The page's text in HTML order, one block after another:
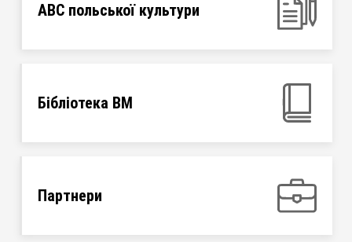
ABC польської культури
Бібліотека ВМ
Партнери